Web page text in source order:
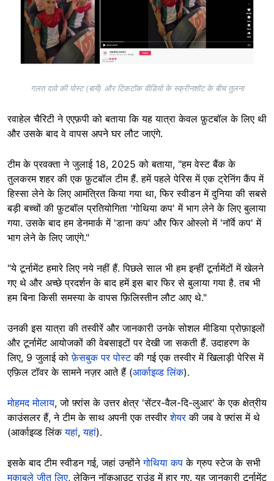
गलत दावे की पोस्ट (बायें) और टिकटॉक वीडियो के स्क्रीनशॉट के बीच तुलना
रवाहेल चैरिटी ने एएफ़पी को बताया कि यह यात्रा केवल फ़ुटबॉल के लिए थी
और उसके बाद वे वापस अपने घर लौट जाएंगे.
टीम के प्रवक्ता ने जुलाई 18, 2025 को बताया, "हम वेस्ट बैंक के
तुलकरम शहर की एक फ़ुटबॉल टीम हैं. हमें पहले पेरिस में एक ट्रेनिंग कैंप में
हिस्सा लेने के लिए आमंत्रित किया गया था, फिर स्वीडन में दुनिया की सबसे
बड़ी बच्चों की फ़ुटबॉल प्रतियोगिता 'गोथिया कप' में भाग लेने के लिए बुलाया
गया. उसके बाद हम डेनमार्क में 'डाना कप' और फिर ओस्लो में 'नॉर्वे कप' में
भाग लेने के लिए जाएंगे."
"ये टूर्नामेंट हमारे लिए नये नहीं हैं. पिछले साल भी हम इन्हीं टूर्नामेंटों में खेलने
गए थे और अच्छे प्रदर्शन के बाद हमें इस बार फिर से बुलाया गया है. तब भी
हम बिना किसी समस्या के वापस फ़िलिस्तीन लौट आए थे."
उनकी इस यात्रा की तस्वीरें और जानकारी उनके सोशल मीडिया प्रोफ़ाइलों
और टूर्नामेंट आयोजकों की वेबसाइटों पर देखी जा सकती हैं. उदाहरण के
लिए, 9 जुलाई कोफ़ेसबुक पर पोस्टकी गई एक तस्वीर में खिलाड़ी पेरिस में
एफ़िल टॉवर के सामने नज़र आते हैं (आर्काइव्ड लिंक).
मोहमद मोलाय, जो फ़्रांस के उत्तर क्षेत्र 'सेंटर-वैल-दि-लुआर' के एक क्षेत्रीय
काउंसलर हैं, ने टीम के साथ अपनी एक तस्वीरशेयरकी जब वे फ़्रांस में थे
(आर्काइव्ड लिंकयहां,यहां).
इसके बाद टीम स्वीडन गई, जहां उन्होंनेगोथिया कप के ग्रुप स्टेज के सभी
मुकाबले जीत लिए, लेकिन नॉकआउट राउंड में हार गए. यह जानकारी टूर्नामेंट